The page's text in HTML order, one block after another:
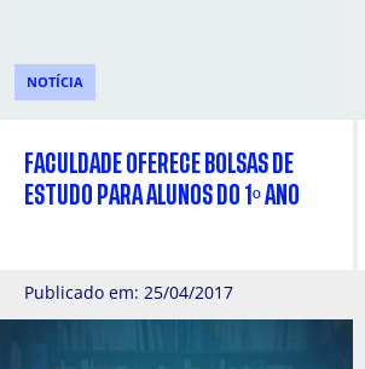
NOTÍCIA
FACULDADE OFERECE BOLSAS DE
ESTUDO PARA ALUNOS DO 1º ANO
Publicado em: 25/04/2017